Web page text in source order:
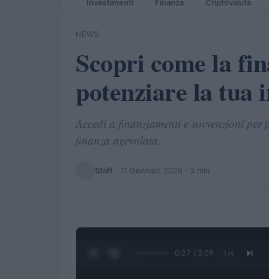
Investimenti Finanza Criptovalute
NEWS
Scopri come la
potenziare la tua
Accedi a finanziamenti e sovvenzioni
finanza agevolata.
Staff · 11 Gennaio 2026 · 3 min
0:28 / 3:09 1 /4